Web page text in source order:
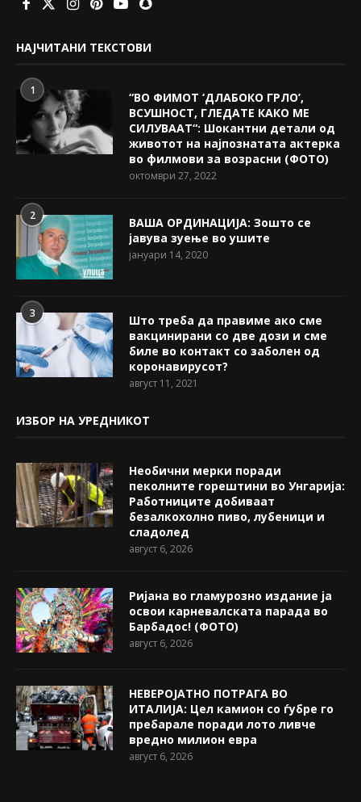
НАЈЧИТАНИ ТЕКСТОВИ
1
“ВО ФИМОТ ‘ДЛАБОКО ГРЛО’,
ВСУШНОСТ, ГЛЕДАТЕ КАКО МЕ
СИЛУВААТ“: Шокантни детали од
животот на најпознатата актерка
во филмови за возрасни (ФОТО)
октомври 27, 2022
2
ВАША ОРДИНАЦИЈА: Зошто се
јавува зуење во ушите
јануари 14, 2020
3
Што треба да правиме ако сме
вакцинирани со две дози и сме
биле во контакт со заболен од
коронавирусот?
август 11, 2021
ИЗБОР НА УРЕДНИКОТ
Необични мерки поради
пеколните горештини во Унгарија:
Работниците добиваат
безалкохолно пиво, лубеници и
сладолед
август 6, 2026
Ријана во гламурозно издание ја
освои карневалската парада во
Барбадос! (ФОТО)
август 6, 2026
НЕВЕРОЈАТНО ПОТРАГА ВО
ИТАЛИЈА: Цел камион со ѓубре го
пребарале поради лото ливче
вредно милион евра
август 6, 2026